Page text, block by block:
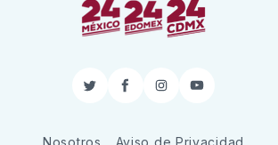
TwitterFacebook
InstagramYouTube
Nosotros Aviso de Privacidad